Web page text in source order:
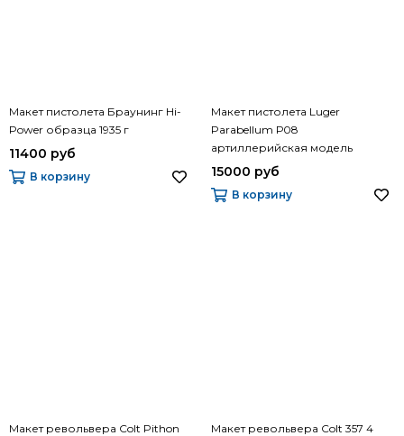
Макет пистолета Браунинг Hi-
Power образца 1935 г
11400 руб
В корзину
Макет пистолета Luger
Parabellum Р08
артиллерийская модель
15000 руб
В корзину
Макет револьвера Colt Pithon
Макет револьвера Colt 357 4